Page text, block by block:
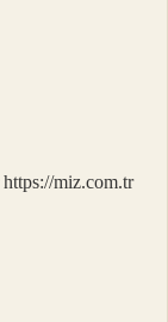
https://miz.com.tr